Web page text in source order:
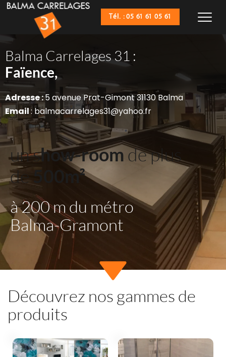
Tél. : 05 61 61 05 61
Balma Carrelages 31 :
Faïence,
Sanitaires,
Adresse : 5 avenue Prat-Gimont 31130 Balma
Email : balmacarrelages31@yahoo.fr
un show-room de plus
de 500m²
à 200 m du métro
Balma-Gramont
Découvrez nos gammes de
produits